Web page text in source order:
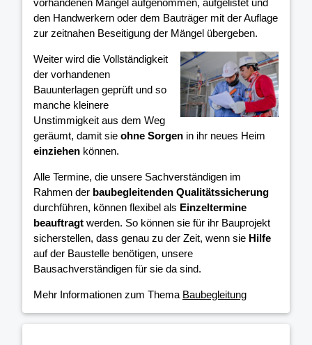
vorhandenen Mängel aufgenommen, aufgelistet und
den Handwerkern oder dem Bauträger mit der Auflage
zur zeitnahen Beseitigung der Mängel übergeben.
Weiter wird die Vollständigkeit
der vorhandenen
Bauunterlagen geprüft und so
manche kleinere
Unstimmigkeit aus dem Weg
geräumt, damit sie ohne Sorgen in ihr neues Heim
einziehen können.
Alle Termine, die unsere Sachverständigen im
Rahmen der baubegleitenden Qualitätssicherung
durchführen, können flexibel als Einzeltermine
beauftragt werden. So können sie für ihr Bauprojekt
sicherstellen, dass genau zu der Zeit, wenn sie Hilfe
auf der Baustelle benötigen, unsere
Bausachverständigen für sie da sind.
Mehr Informationen zum Thema Baubegleitung